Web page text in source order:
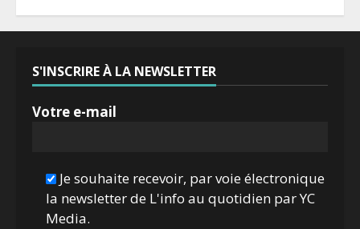
S'INSCRIRE À LA NEWSLETTER
Votre e-mail
Je souhaite recevoir, par voie électronique
la newsletter de L'info au quotidien par YC
Media.